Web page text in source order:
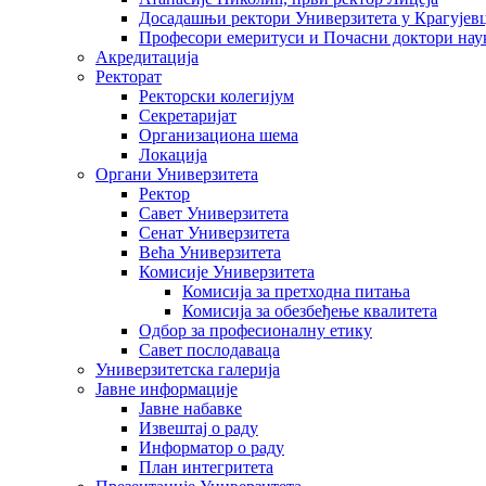
Досадашњи ректори Универзитета у
Професори емеритуси и Почасни доктори
Акредитација
Ректорат
Ректорски колегијум
Секретаријат
Организациона шема
Локација
Органи Универзитета
Ректор
Савет Универзитета
Сенат Универзитета
Већа Универзитета
Комисије Универзитета
Комисија за претходна питања
Комисија за обезбеђење квалитета
Одбор за професионалну етику
Савет послодаваца
Универзитетска галерија
Јавне информације
Јавне набавке
Извештај о раду
Информатор о раду
План интегритета